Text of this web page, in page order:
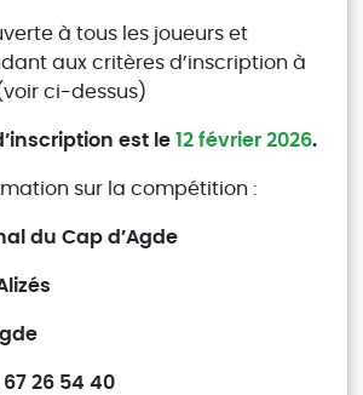
à tous les joueurs et
aux critères d’inscription à
ci-dessus)
est le 12 février 2026.
sur la compétition :
du Cap d’Agde
26 54 40